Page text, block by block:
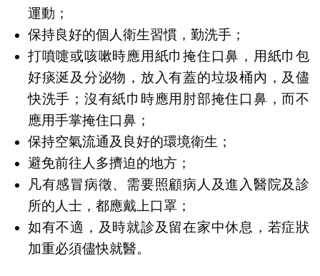
運動；
保持良好的個人衛生習慣，勤洗手；
打噴嚏或咳嗽時應用紙巾掩住口鼻，用紙巾包
好痰涎及分泌物，放入有蓋的垃圾桶內，及儘
快洗手；沒有紙巾時應用肘部掩住口鼻，而不
應用手掌掩住口鼻；
保持空氣流通及良好的環境衛生；
避免前往人多擠迫的地方；
凡有感冒病徵、需要照顧病人及進入醫院及診
所的人士，都應戴上口罩；
如有不適，及時就診及留在家中休息，若症狀
加重必須儘快就醫。